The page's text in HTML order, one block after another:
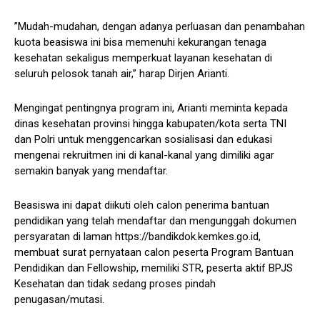
”Mudah-mudahan, dengan adanya perluasan dan penambahan
kuota beasiswa ini bisa memenuhi kekurangan tenaga
kesehatan sekaligus memperkuat layanan kesehatan di
seluruh pelosok tanah air,” harap Dirjen Arianti.
Mengingat pentingnya program ini, Arianti meminta kepada
dinas kesehatan provinsi hingga kabupaten/kota serta TNI
dan Polri untuk menggencarkan sosialisasi dan edukasi
mengenai rekruitmen ini di kanal-kanal yang dimiliki agar
semakin banyak yang mendaftar.
Beasiswa ini dapat diikuti oleh calon penerima bantuan
pendidikan yang telah mendaftar dan mengunggah dokumen
persyaratan di laman https://bandikdok.kemkes.go.id,
membuat surat pernyataan calon peserta Program Bantuan
Pendidikan dan Fellowship, memiliki STR, peserta aktif BPJS
Kesehatan dan tidak sedang proses pindah
penugasan/mutasi.